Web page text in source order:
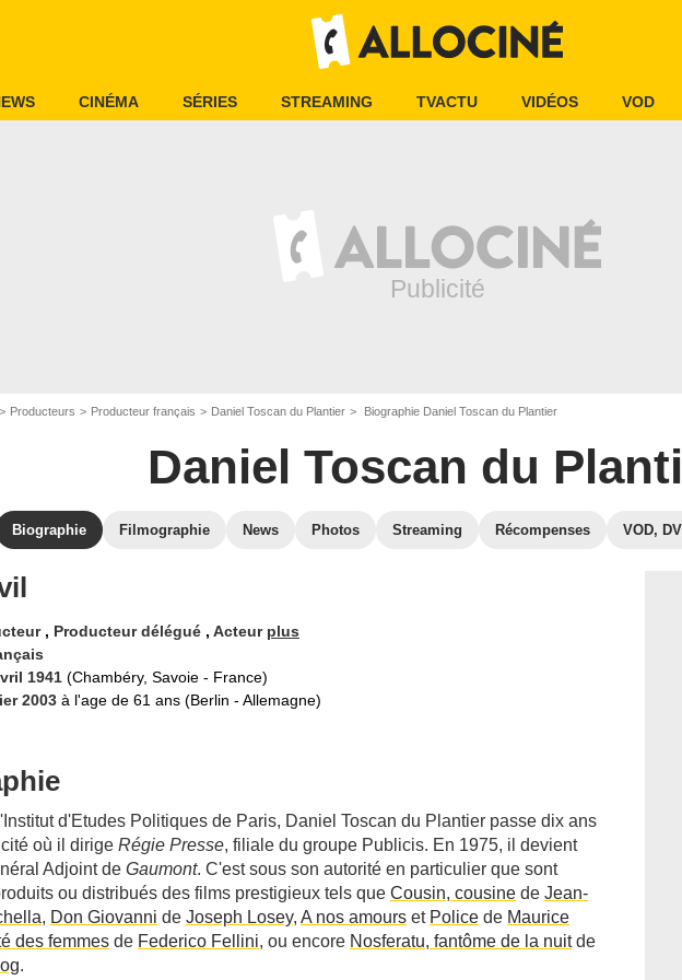
CINÉMA SÉRIES STREAMING TVACTU VIDÉOS VOD
Producteurs Producteur français Daniel Toscan du Plantier Biographie Daniel Toscan du Plantier
Daniel Toscan du
Biographie Filmographie News Photos Streaming Récompenses VOD,
, Producteur délégué , Acteur plus
1941 (Chambéry, Savoie - France)
2003 à l'age de 61 ans (Berlin - Allemagne)
d'Etudes Politiques de Paris, Daniel Toscan du Plantier passe dix ans
où il dirige Régie Presse, filiale du groupe Publicis. En 1975, il devient
Adjoint de Gaumont. C'est sous son autorité en particulier que sont
ou distribués des films prestigieux tels que Cousin, cousine de Jean-
, Don Giovanni de Joseph Losey, A nos amours et Police de Maurice
des femmes de Federico Fellini, ou encore Nosferatu, fantôme de la nuitde
.